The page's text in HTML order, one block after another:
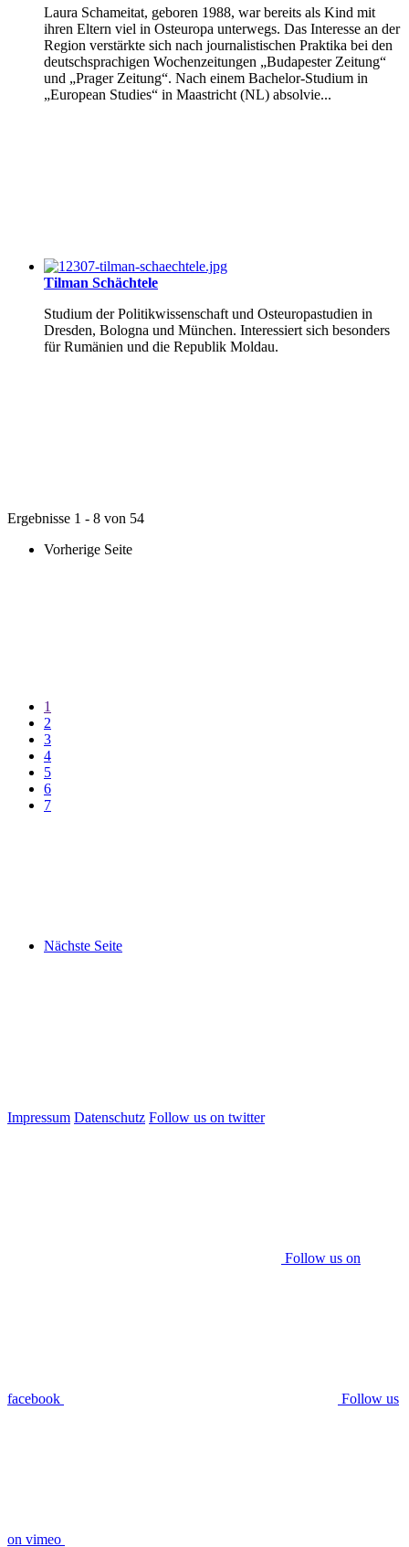
Laura Schameitat, geboren 1988, war bereits als Kind mit
ihren Eltern viel in Osteuropa unterwegs. Das Interesse an der
Region verstärkte sich nach journalistischen Praktika bei den
deutschsprachigen Wochenzeitungen „Budapester Zeitung“
und „Prager Zeitung“. Nach einem Bachelor-Studium in
„European Studies“ in Maastricht (NL) absolvie...
Tilman Schächtele
Studium der Politikwissenschaft und Osteuropastudien in
Dresden, Bologna und München. Interessiert sich besonders
für Rumänien und die Republik Moldau.
Ergebnisse 1 - 8 von 54
Vorherige Seite
1
2
3
4
5
6
7
Nächste Seite
Impressum Datenschutz Follow us on twitter
Follow us on
facebook Follow us
on vimeo